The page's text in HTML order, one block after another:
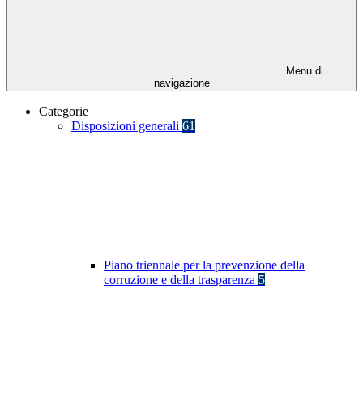
Menu di
navigazione
Categorie
Disposizioni generali 61
Piano triennale per la prevenzione della
corruzione e della trasparenza 5